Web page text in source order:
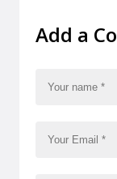
Add a